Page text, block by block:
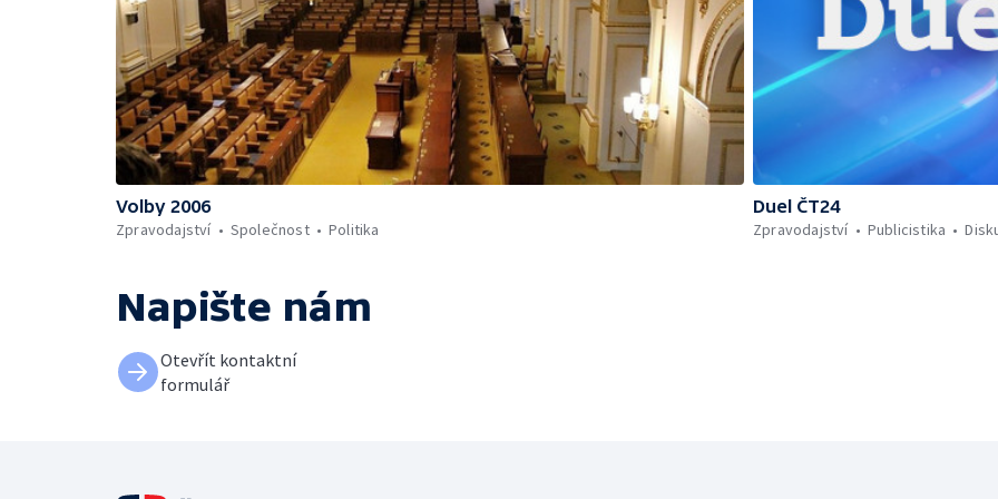
Volby 2006
Zpravodajství
Společnost Politika
Duel ČT24
Zpravodajství
Publicistika
Napište nám
Otevřít kontaktní
formulář